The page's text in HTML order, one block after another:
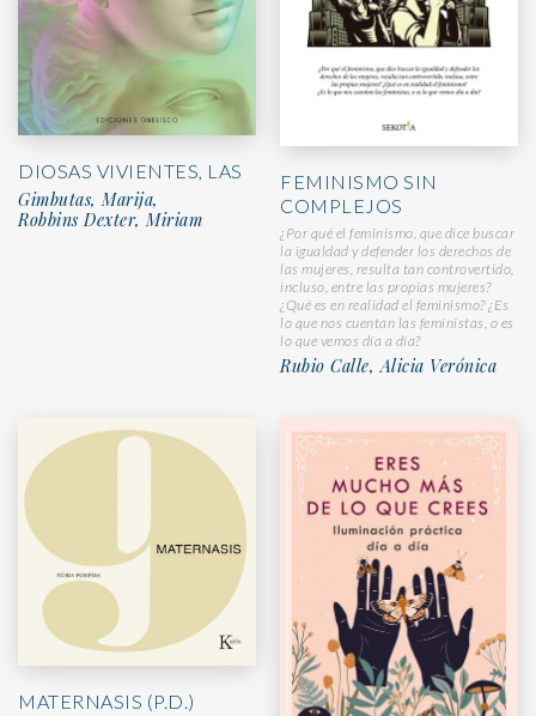
DIOSAS VIVIENTES, LAS
Gimbutas, Marija,
Robbins Dexter, Miriam
FEMINISMO SIN
COMPLEJOS
¿Por qué el feminismo, que dice buscar
la igualdad y defender los derechos de
las mujeres, resulta tan controvertido,
incluso, entre las propias mujeres?
¿Qué es en realidad el feminismo? ¿Es
lo que nos cuentan las feministas, o es
lo que vemos día a día?
Rubio Calle, Alicia Verónica
MATERNASIS (P.D.)